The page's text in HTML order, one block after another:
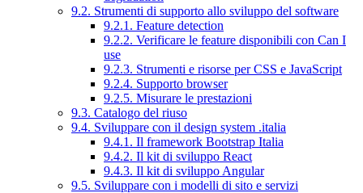
9.2. Strumenti di supporto allo sviluppo del software
9.2.1. Feature detection
9.2.2. Verificare le feature disponibili con Can I
use
9.2.3. Strumenti e risorse per CSS e JavaScript
9.2.4. Supporto browser
9.2.5. Misurare le prestazioni
9.3. Catalogo del riuso
9.4. Sviluppare con il design system .italia
9.4.1. Il framework Bootstrap Italia
9.4.2. Il kit di sviluppo React
9.4.3. Il kit di sviluppo Angular
9.5. Sviluppare con i modelli di sito e servizi